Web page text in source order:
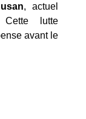
, actuel
lutte
avant le